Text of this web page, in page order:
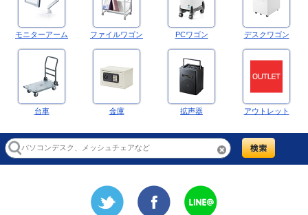
モニターアーム ファイルワゴン PCワゴン デスクワゴン
台車 金庫 拡声器 アウトレット